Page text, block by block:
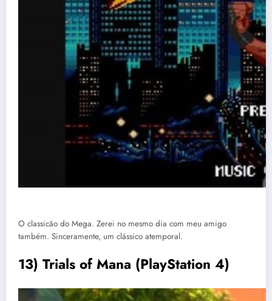
O classicão do Mega. Zerei no mesmo dia com meu amigo
também. Sinceramente, um clássico atemporal.
13) Trials of Mana (PlayStation 4)